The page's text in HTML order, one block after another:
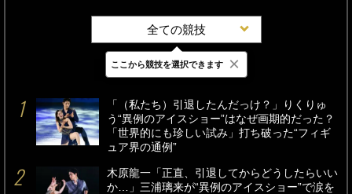
全ての競技
最新 24時間 週間
「（私たち）引退したんだっけ？」りくりゅ
う“異例のアイスショー”はなぜ画期的だった？
「世界的にも珍しい試み」打ち破った“フィギ
ュア界の通例”
木原龍一「正直、引退してからどうしたらいい
か…」三浦璃来が“異例のアイスショー”で涙を
ここから競技を選択できます ×